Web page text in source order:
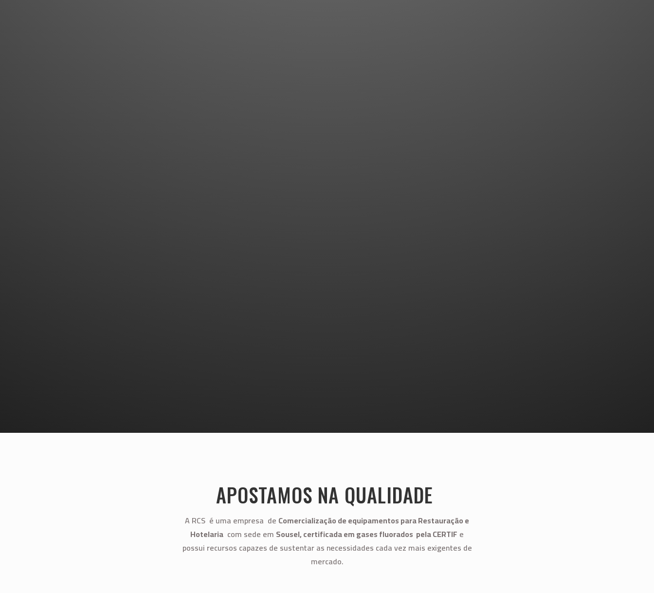
APOSTAMOS NA QUALIDADE
A RCS é uma empresa de Comercialização de equipamentos para Restauração e
Hotelaria com sede em Sousel, certificada em gases fluorados pela CERTIF e
possui recursos capazes de sustentar as necessidades cada vez mais exigentes de
mercado.